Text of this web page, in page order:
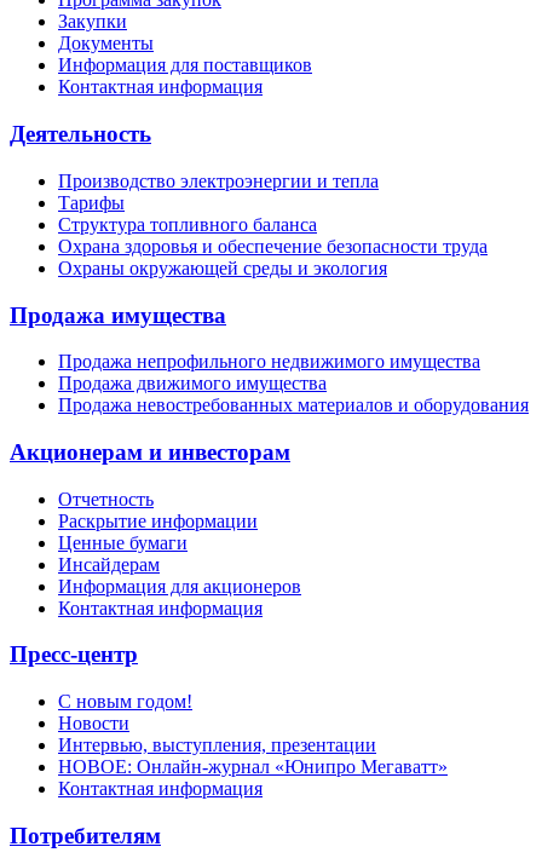
Закупки
Документы
Информация для поставщиков
Контактная информация
Деятельность
Производство электроэнергии и тепла
Тарифы
Структура топливного баланса
Охрана здоровья и обеспечение безопасности труда
Охраны окружающей среды и экология
Продажа имущества
Продажа непрофильного недвижимого имущества
Продажа движимого имущества
Продажа невостребованных материалов и оборудования
Акционерам и инвесторам
Отчетность
Раскрытие информации
Ценные бумаги
Инсайдерам
Информация для акционеров
Контактная информация
Пресс-центр
С новым годом!
Новости
Интервью, выступления, презентации
НОВОЕ: Онлайн-журнал «Юнипро Мегаватт»
Контактная информация
Потребителям